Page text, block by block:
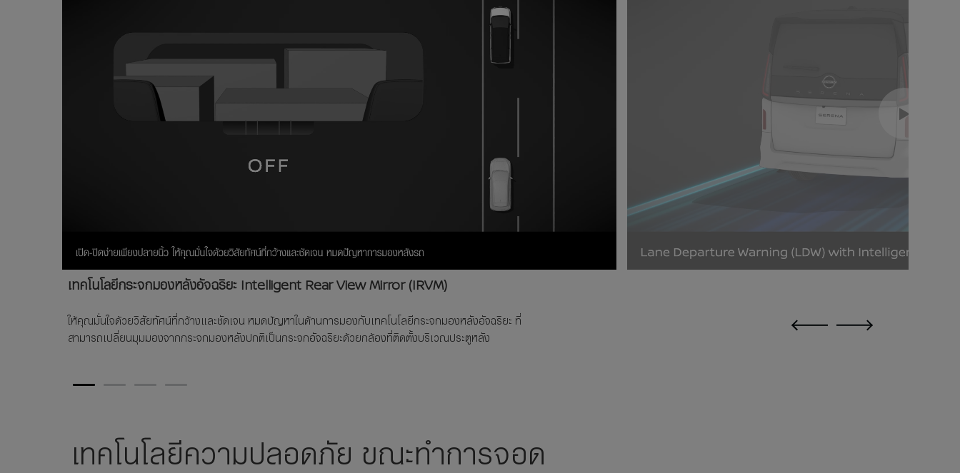
เทคโนโลยีกระจกมองหลังอัจฉริยะ Intelligent Rear View Mirror (IRVM)
ให้คุณมั่นใจด้วยวิสัยทัศน์ที่กว้างและชัดเจน หมดปัญหาในด้านการมองกับเทคโนโลยีกระจกมองหลังอัจฉริยะ ที่
สามารถเปลี่ยนมุมมองจากกระจกมองหลังปกติเป็นกระจกอัจฉริยะด้วยกล้องที่ติดตั้งบริเวณประตูหลัง
1 2 3 4
เทคโนโลยีความปลอดภัย ขณะทำการจอด